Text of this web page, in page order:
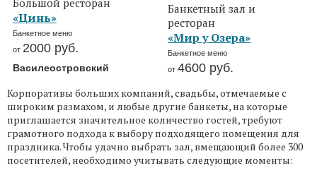
Большой ресторан
«Цинь»
Банкетное меню
от 2000 руб.
Василеостровский
Банкетный зал и
ресторан
«Мир у Озера»
Банкетное меню
от 4600 руб.
Корпоративы больших компаний, свадьбы, отмечаемые с
широким размахом, и любые другие банкеты, на которые
приглашается значительное количество гостей, требуют
грамотного подхода к выбору подходящего помещения для
праздника. Чтобы удачно выбрать зал, вмещающий более 300
посетителей, необходимо учитывать следующие моменты: